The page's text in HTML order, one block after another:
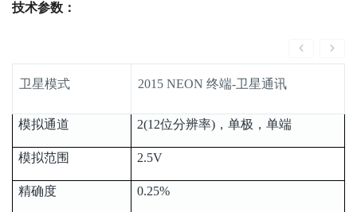
技术参数：
卫星模式 2015 NEON 终端-卫星通讯
模拟通道 2(12位分辨率)，单极，单端
模拟范围 2.5V
精确度 0.25%